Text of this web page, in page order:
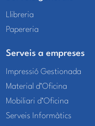
Llibreria
Papereria
Serveis a empreses
Impressió Gestionada
Material d’Oficina
Mobiliari d’Oficina
Serveis Informàtics